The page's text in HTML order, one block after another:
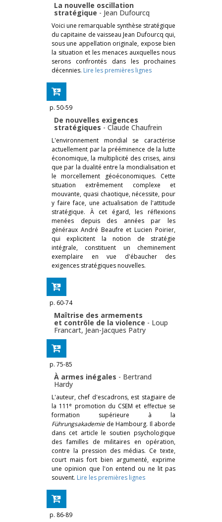
La nouvelle oscillation
stratégique - Jean Dufourcq
Voici une remarquable synthèse stratégique
du capitaine de vaisseau Jean Dufourcq qui,
sous une appellation originale, expose bien
la situation et les menaces auxquelles nous
serons confrontés dans les prochaines
décennies. Lire les premières lignes
p. 50-59
De nouvelles exigences
stratégiques - Claude Chaufrein
L'environnement mondial se caractérise
actuellement par la prééminence de la lutte
économique, la multiplicité des crises, ainsi
que par la dualité entre la mondialisation et
le morcellement géoéconomiques. Cette
situation extrêmement complexe et
mouvante, quasi chaotique, nécessite, pour
y faire face, une actualisation de l'attitude
stratégique. À cet égard, les réflexions
menées depuis des années par les
généraux André Beaufre et Lucien Poirier,
qui explicitent la notion de stratégie
intégrale, constituent un cheminement
exemplaire en vue d'ébaucher des
exigences stratégiques nouvelles.
p. 60-74
Maîtrise des armements
et contrôle de la violence - Loup
Francart, Jean-Jacques Patry
p. 75-85
À armes inégales - Bertrand
Hardy
L'auteur, chef d'escadrons, est stagiaire de
la 111e promotion du CSEM et effectue se
formation supérieure à la
Führungsakademie de Hambourg. Il aborde
dans cet article le soutien psychologique
des familles de militaires en opération,
contre la pression des médias. Ce texte,
court mais fort bien argumenté, exprime
une opinion que l'on entend ou ne lit pas
souvent. Lire les premières lignes
p. 86-89